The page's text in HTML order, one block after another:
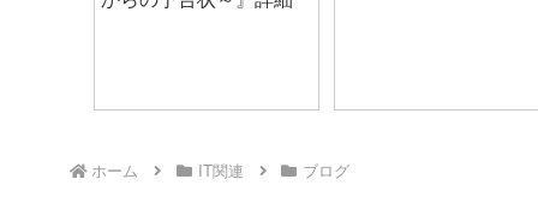
ホーム IT関連 ブログ